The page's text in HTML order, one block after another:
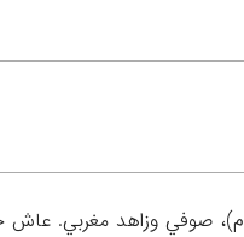
أبو العباس أحمد بن عمر بن محمد (تـ ۷۶۵هـ/